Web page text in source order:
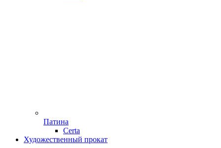
Патина
Certa
Художественный прокат